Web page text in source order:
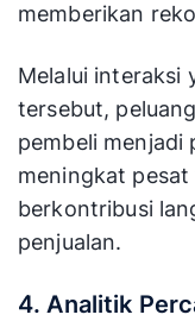
memberikan
Melalui interaksi
tersebut,
pembeli menjadi
meningkat
berkontribusi
penjualan.
4. Analitik